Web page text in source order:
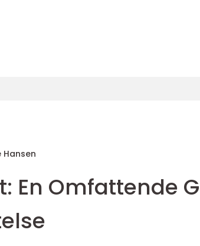
Hansen
En Omfattende